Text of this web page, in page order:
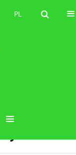
PL PL
EN